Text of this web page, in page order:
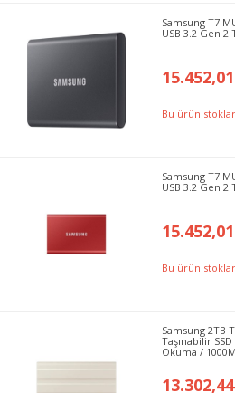
Samsung T7
USB 3.2 Gen 2
Bu ürün
Samsung T7
USB 3.2 Gen 2
Bu ürün
Samsung 2TB
Taşınabilir
Okuma /